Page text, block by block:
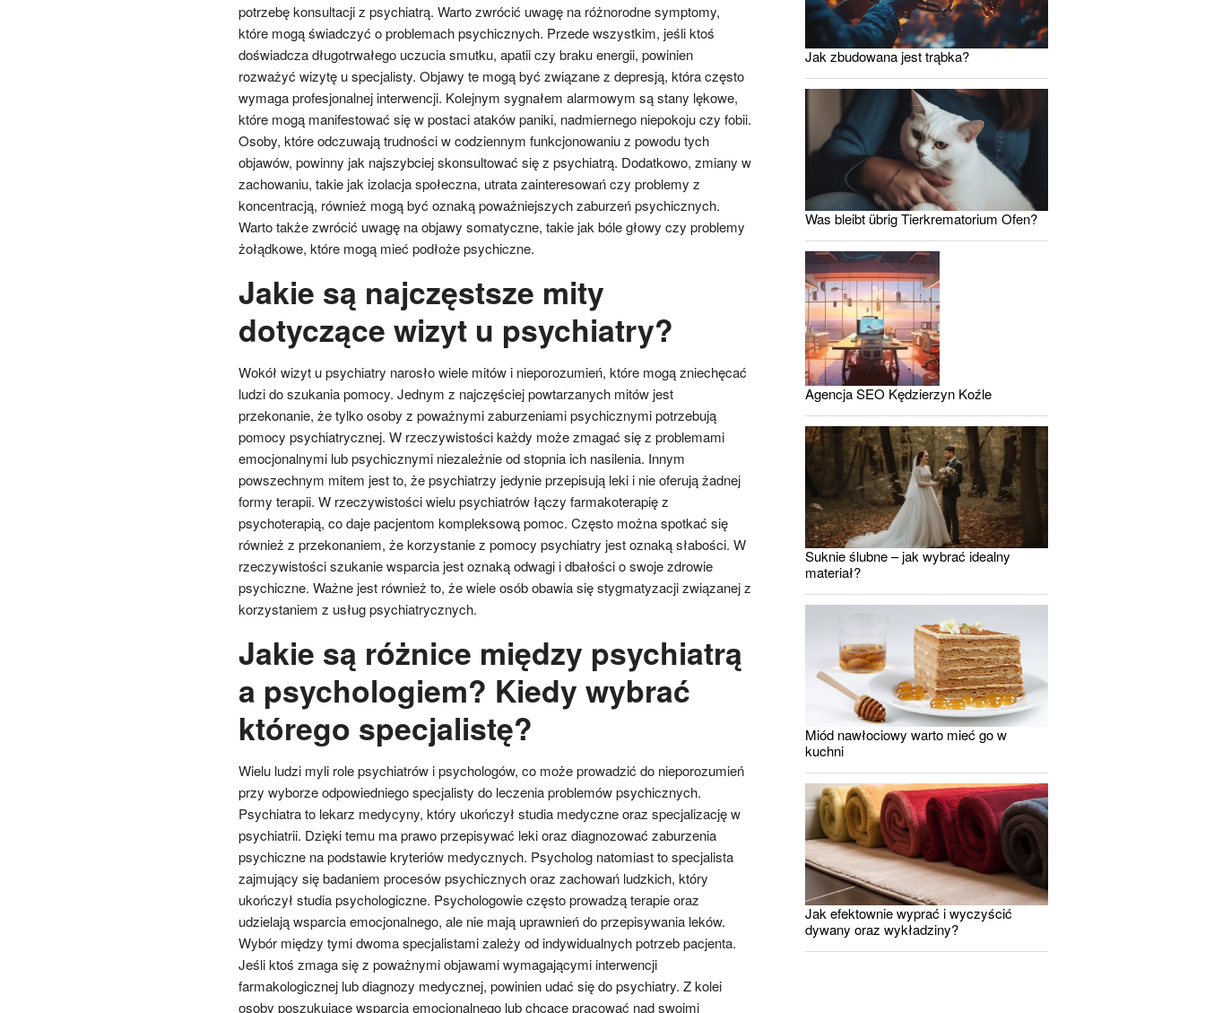
potrzebę konsultacji z psychiatrą. Warto zwrócić uwagę na różnorodne symptomy,
które mogą świadczyć o problemach psychicznych. Przede wszystkim, jeśli ktoś
doświadcza długotrwałego uczucia smutku, apatii czy braku energii, powinien
rozważyć wizytę u specjalisty. Objawy te mogą być związane z depresją, która często
wymaga profesjonalnej interwencji. Kolejnym sygnałem alarmowym są stany lękowe,
które mogą manifestować się w postaci ataków paniki, nadmiernego niepokoju czy fobii.
Osoby, które odczuwają trudności w codziennym funkcjonowaniu z powodu tych
objawów, powinny jak najszybciej skonsultować się z psychiatrą. Dodatkowo, zmiany w
zachowaniu, takie jak izolacja społeczna, utrata zainteresowań czy problemy z
koncentracją, również mogą być oznaką poważniejszych zaburzeń psychicznych.
Warto także zwrócić uwagę na objawy somatyczne, takie jak bóle głowy czy problemy
żołądkowe, które mogą mieć podłoże psychiczne.
Jakie są najczęstsze mity
dotyczące wizyt u psychiatry?
Wokół wizyt u psychiatry narosło wiele mitów i nieporozumień, które mogą zniechęcać
ludzi do szukania pomocy. Jednym z najczęściej powtarzanych mitów jest
przekonanie, że tylko osoby z poważnymi zaburzeniami psychicznymi potrzebują
pomocy psychiatrycznej. W rzeczywistości każdy może zmagać się z problemami
emocjonalnymi lub psychicznymi niezależnie od stopnia ich nasilenia. Innym
powszechnym mitem jest to, że psychiatrzy jedynie przepisują leki i nie oferują żadnej
formy terapii. W rzeczywistości wielu psychiatrów łączy farmakoterapię z
psychoterapią, co daje pacjentom kompleksową pomoc. Często można spotkać się
również z przekonaniem, że korzystanie z pomocy psychiatry jest oznaką słabości. W
rzeczywistości szukanie wsparcia jest oznaką odwagi i dbałości o swoje zdrowie
psychiczne. Ważne jest również to, że wiele osób obawia się stygmatyzacji związanej z
korzystaniem z usług psychiatrycznych.
Jakie są różnice między psychiatrą
a psychologiem? Kiedy wybrać
którego specjalistę?
Wielu ludzi myli role psychiatrów i psychologów, co może prowadzić do nieporozumień
przy wyborze odpowiedniego specjalisty do leczenia problemów psychicznych.
Psychiatra to lekarz medycyny, który ukończył studia medyczne oraz specjalizację w
psychiatrii. Dzięki temu ma prawo przepisywać leki oraz diagnozować zaburzenia
psychiczne na podstawie kryteriów medycznych. Psycholog natomiast to specjalista
zajmujący się badaniem procesów psychicznych oraz zachowań ludzkich, który
ukończył studia psychologiczne. Psychologowie często prowadzą terapie oraz
udzielają wsparcia emocjonalnego, ale nie mają uprawnień do przepisywania leków.
Wybór między tymi dwoma specjalistami zależy od indywidualnych potrzeb pacjenta.
Jeśli ktoś zmaga się z poważnymi objawami wymagającymi interwencji
farmakologicznej lub diagnozy medycznej, powinien udać się do psychiatry. Z kolei
osoby poszukujące wsparcia emocjonalnego lub chcące pracować nad swoimi
Jak zbudowana jest trąbka?
Was bleibt übrig Tierkrematorium Ofen?
Agencja SEO Kędzierzyn Koźle
Suknie ślubne – jak wybrać idealny
materiał?
Miód nawłociowy warto mieć go w
kuchni
Jak efektownie wyprać i wyczyścić
dywany oraz wykładziny?